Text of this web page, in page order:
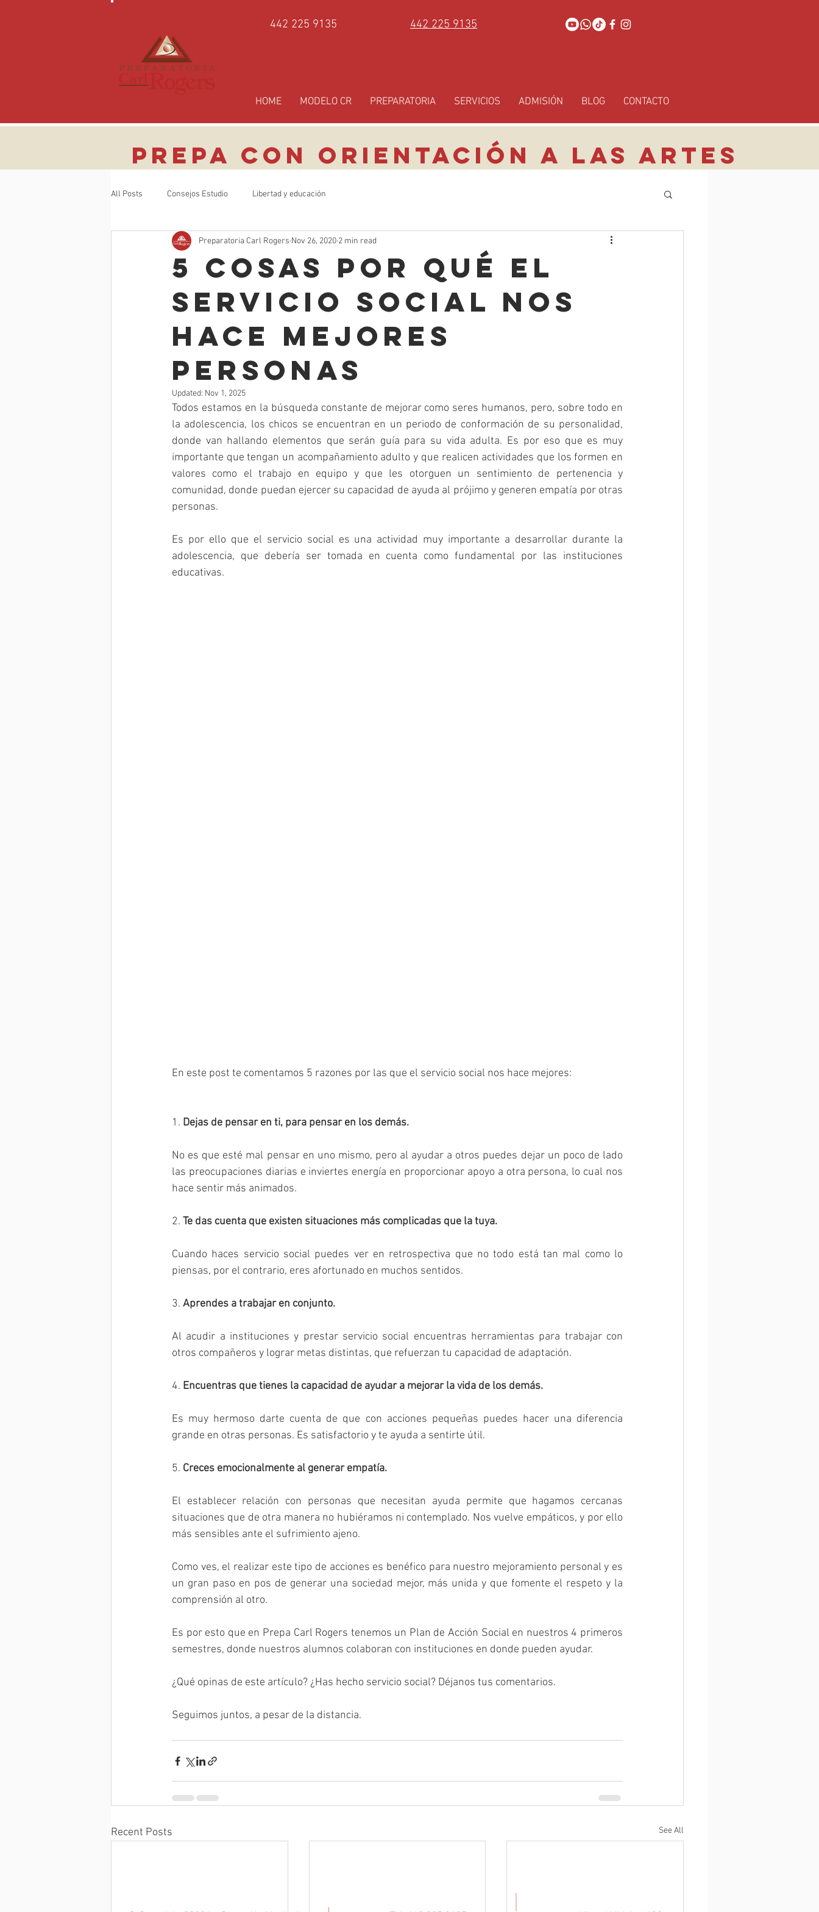
HOME MODELO CR PREPARATORIA SERVICIOS ADMISIÓN BLOG CONTACTO
442 225 9135
442 225 9135
PREPA CON ORIENTACIÓN A LAS ARTES
All Posts Consejos Estudio Libertad y educación
5 COSAS POR QUÉ EL
SERVICIO SOCIAL NOS
HACE MEJORES
PERSONAS
Preparatoria Carl Rogers Nov 26, 2020 2 min read
Updated: Nov 1, 2025
Todos estamos en la búsqueda constante de mejorar como seres humanos, pero, sobre todo en
la adolescencia, los chicos se encuentran en un periodo de conformación de su personalidad,
donde van hallando elementos que serán guía para su vida adulta. Es por eso que es muy
importante que tengan un acompañamiento adulto y que realicen actividades que los formen en
valores como el trabajo en equipo y que les otorguen un sentimiento de pertenencia y
comunidad, donde puedan ejercer su capacidad de ayuda al prójimo y generen empatía por otras
personas.
Es por ello que el servicio social es una actividad muy importante a desarrollar durante la
adolescencia, que debería ser tomada en cuenta como fundamental por las instituciones
educativas.
En este post te comentamos 5 razones por las que el servicio social nos hace mejores:
1. Dejas de pensar en ti, para pensar en los demás.
No es que esté mal pensar en uno mismo, pero al ayudar a otros puedes dejar un poco de lado
las preocupaciones diarias e inviertes energía en proporcionar apoyo a otra persona, lo cual nos
hace sentir más animados.
2. Te das cuenta que existen situaciones más complicadas que la tuya.
Cuando haces servicio social puedes ver en retrospectiva que no todo está tan mal como lo
piensas, por el contrario, eres afortunado en muchos sentidos.
3. Aprendes a trabajar en conjunto.
Al acudir a instituciones y prestar servicio social encuentras herramientas para trabajar con
otros compañeros y lograr metas distintas, que refuerzan tu capacidad de adaptación.
4. Encuentras que tienes la capacidad de ayudar a mejorar la vida de los demás.
Es muy hermoso darte cuenta de que con acciones pequeñas puedes hacer una diferencia
grande en otras personas. Es satisfactorio y te ayuda a sentirte útil.
5. Creces emocionalmente al generar empatía.
El establecer relación con personas que necesitan ayuda permite que hagamos cercanas
situaciones que de otra manera no hubiéramos ni contemplado. Nos vuelve empáticos, y por ello
más sensibles ante el sufrimiento ajeno.
Como ves, el realizar este tipo de acciones es benéfico para nuestro mejoramiento personal y es
un gran paso en pos de generar una sociedad mejor, más unida y que fomente el respeto y la
comprensión al otro.
Es por esto que en Prepa Carl Rogers tenemos un Plan de Acción Social en nuestros 4 primeros
semestres, donde nuestros alumnos colaboran con instituciones en donde pueden ayudar.
¿Qué opinas de este artículo? ¿Has hecho servicio social? Déjanos tus comentarios.
Seguimos juntos, a pesar de la distancia.
Recent Posts See All